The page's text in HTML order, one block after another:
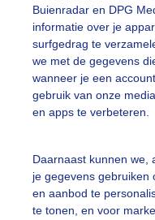
Buienradar en DPG
informatie over je
surfgedrag te
we met de gegevens
wanneer je een
gebruik van onze
en apps te verbeteren.
Daarnaast kunnen we,
je gegevens gebruiken
en aanbod te
te tonen, en voor
Nely V Frankenhuijzen
slideshow